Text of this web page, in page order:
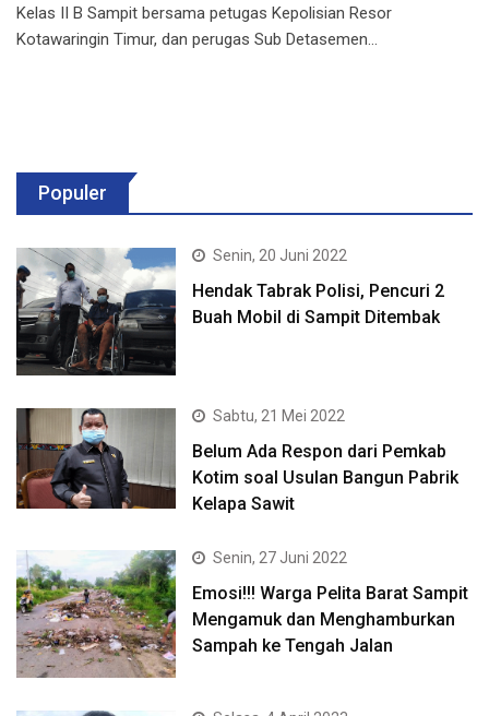
Kelas II B Sampit bersama petugas Kepolisian Resor
Kotawaringin Timur, dan perugas Sub Detasemen…
Populer
Senin, 20 Juni 2022
Hendak Tabrak Polisi, Pencuri 2
Buah Mobil di Sampit Ditembak
Sabtu, 21 Mei 2022
Belum Ada Respon dari Pemkab
Kotim soal Usulan Bangun Pabrik
Kelapa Sawit
Senin, 27 Juni 2022
Emosi!!! Warga Pelita Barat Sampit
Mengamuk dan Menghamburkan
Sampah ke Tengah Jalan